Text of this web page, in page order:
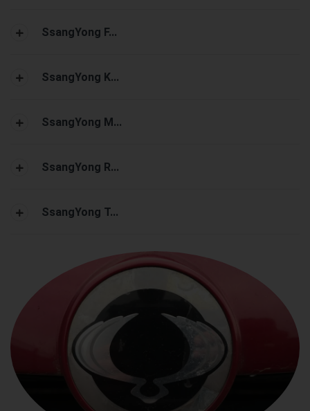
SsangYong F...
SsangYong K...
SsangYong M...
SsangYong R...
SsangYong T...